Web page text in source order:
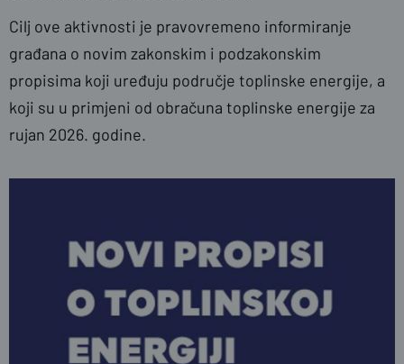
Cilj ove aktivnosti je pravovremeno informiranje
građana o novim zakonskim i podzakonskim
propisima koji uređuju područje toplinske energije, a
koji su u primjeni od obračuna toplinske energije za
rujan 2026. godine.